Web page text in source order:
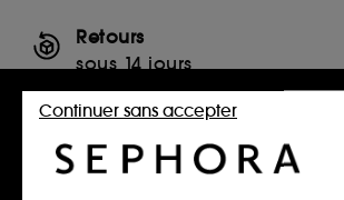
Retours
sous 14 jours
Retourner mon article
SERVICES, CONTACT ET CONDITIONS DES OFFRES
Continuer sans accepter